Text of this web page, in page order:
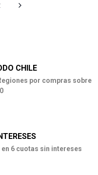
CHILE
por compras sobre
en 6 cuotas sin intereses